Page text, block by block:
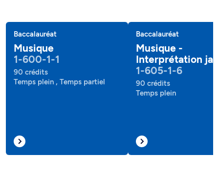
Baccalauréat
Musique
1-600-1-1
90 crédits
Temps plein , Temps partiel
Baccalauréat
Musique -
Interprétation
1-605-1-6
90 crédits
Temps plein